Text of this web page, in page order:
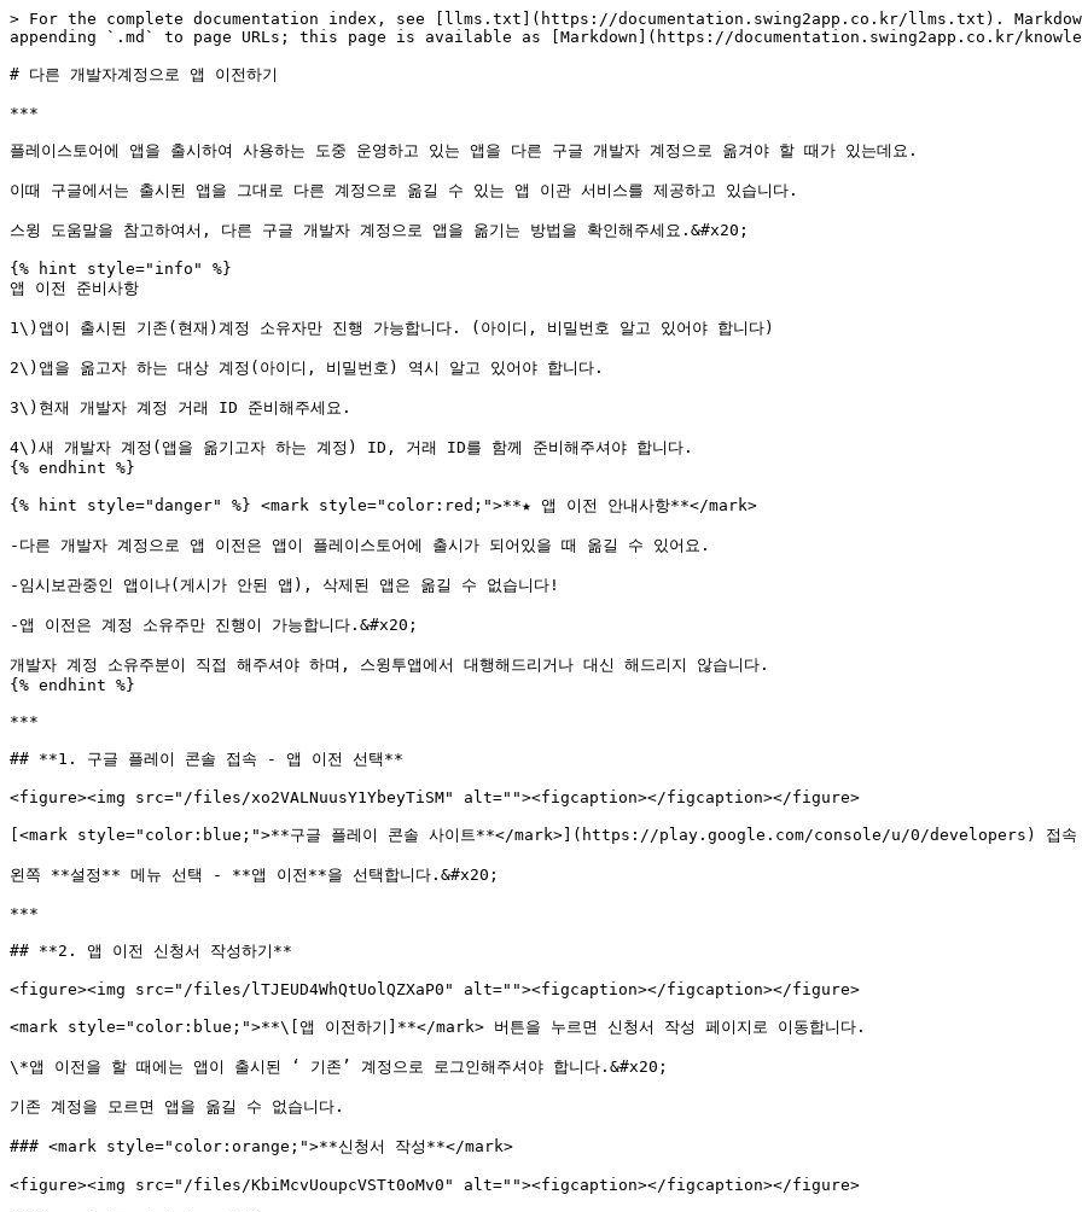
> For the complete documentation index, see [llms.txt](https://documentation.swing2app.co.kr/llms.txt).
appending `.md` to page URLs; this page is available as [Markdown](https://documentation.swing2app.co.kr/
# 다른 개발자계정으로 앱 이전하기
***
플레이스토어에 앱을 출시하여 사용하는 도중 운영하고 있는 앱을 다른 구글 개발자 계정으로 옮겨야 할 때가 있는데요.
이때 구글에서는 출시된 앱을 그대로 다른 계정으로 옮길 수 있는 앱 이관 서비스를 제공하고 있습니다.
스윙 도움말을 참고하여서, 다른 구글 개발자 계정으로 앱을 옮기는 방법을 확인해주세요.&#x20;
{% hint style="info" %}
앱 이전 준비사항
1\)앱이 출시된 기존(현재)계정 소유자만 진행 가능합니다. (아이디, 비밀번호 알고 있어야 합니다)
2\)앱을 옮고자 하는 대상 계정(아이디, 비밀번호) 역시 알고 있어야 합니다.
3\)현재 개발자 계정 거래 ID 준비해주세요.
4\)새 개발자 계정(앱을 옮기고자 하는 계정) ID, 거래 ID를 함께 준비해주셔야 합니다.
{% endhint %}
{% hint style="danger" %} <mark style="color:red;">**★ 앱 이전 안내사항**</mark>
-다른 개발자 계정으로 앱 이전은 앱이 플레이스토어에 출시가 되어있을 때 옮길 수 있어요.
-임시보관중인 앱이나(게시가 안된 앱), 삭제된 앱은 옮길 수 없습니다!
-앱 이전은 계정 소유주만 진행이 가능합니다.&#x20;
개발자 계정 소유주분이 직접 해주셔야 하며, 스윙투앱에서 대행해드리거나 대신 해드리지 않습니다.
{% endhint %}
***
## **1. 구글 플레이 콘솔 접속 - 앱 이전 선택**
<figure><img src="/files/xo2VALNuusY1YbeyTiSM" alt=""><figcaption></figcaption></figure>
[<mark style="color:blue;">**구글 플레이 콘솔 사이트**</mark>](https://play.google.com/console/u/0/developers) 접속
왼쪽 **설정** 메뉴 선택 - **앱 이전**을 선택합니다.&#x20;
***
## **2. 앱 이전 신청서 작성하기**
<figure><img src="/files/lTJEUD4WhQtUolQZXaP0" alt=""><figcaption></figcaption></figure>
<mark style="color:blue;">**\[앱 이전하기]**</mark> 버튼을 누르면 신청서 작성 페이지로 이동합니다.
\*앱 이전을 할 때에는 앱이 출시된 ‘ 기존’ 계정으로 로그인해주셔야 합니다.&#x20;
기존 계정을 모르면 앱을 옮길 수 없습니다.
### <mark style="color:orange;">**신청서 작성**</mark>
<figure><img src="/files/KbiMcvUoupcVSTt0oMv0" alt=""><figcaption></figcaption></figure>